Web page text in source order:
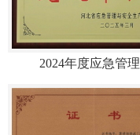
2024年度应急管理